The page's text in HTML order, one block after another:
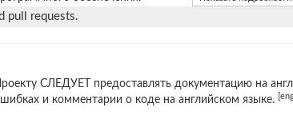
pull requests.
Проекту СЛЕДУЕТ предоставлять документацию на
и комментарии о коде на английском языке.